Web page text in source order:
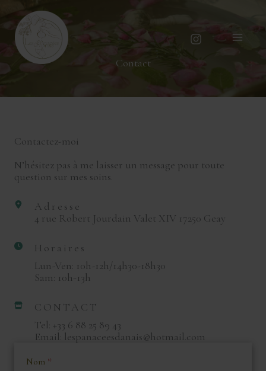
contenu
Contact
Contactez-moi
N’hésitez pas à me laisser un message pour toute
question sur mes soins.
Adresse
4 rue Robert Jourdain Valet XIV 17250 Geay
Horaires
Lun-Ven: 10h-12h/14h30-18h30
Sam: 10h-13h
CONTACT
Tel: +33 6 88 25 89 43
Email: lespanaceesdanais@hotmail.com
Nom *